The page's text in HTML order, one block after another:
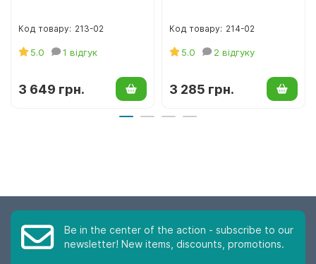
213-02
5.0 1 відгук
3 649 грн.
214-02
5.0 2 відгуку
3 285 грн.
Be in the center of the action - subscribe to our
newsletter! New items, discounts, promotions.